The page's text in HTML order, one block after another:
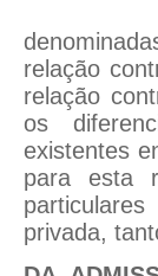
relação
relação
os
existentes
para esta
privada,